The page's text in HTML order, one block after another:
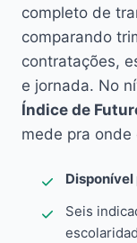
completo de
comparando
contratações,
e jornada. No
Índice de
mede pra
Seis